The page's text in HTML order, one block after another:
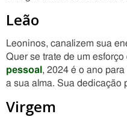
Leão
Leoninos, canalizem sua
Quer se trate de um
pessoal , 2024 é o ano
a sua alma. Sua dedicação
Virgem